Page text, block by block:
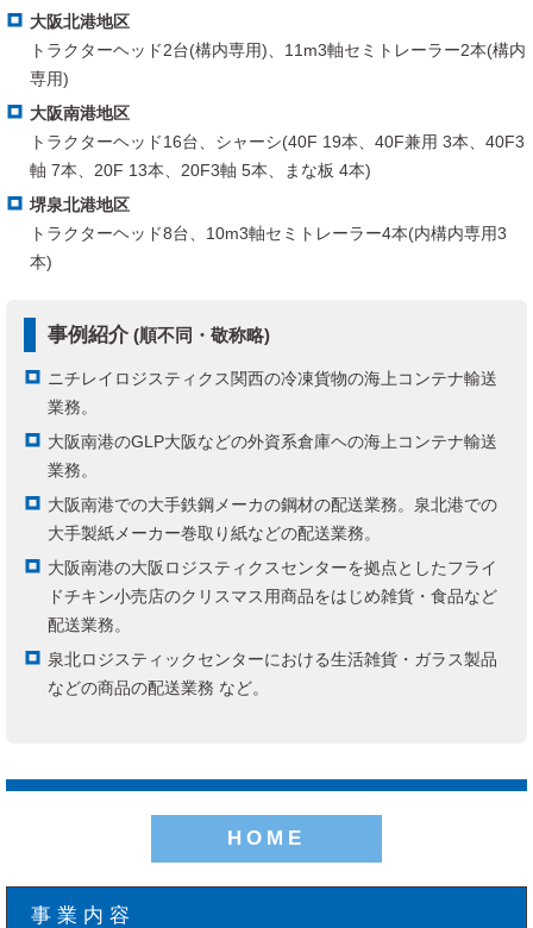
大阪北港地区
トラクターヘッド2台(構内専用)、11m3軸セミトレーラー2本(構内
専用)
大阪南港地区
トラクターヘッド16台、シャーシ(40F 19本、40F兼用 3本、40F3
軸 7本、20F 13本、20F3軸 5本、まな板 4本)
堺泉北港地区
トラクターヘッド8台、10m3軸セミトレーラー4本(内構内専用3
本)
事例紹介 (順不同・敬称略)
ニチレイロジスティクス関西の冷凍貨物の海上コンテナ輸送
業務。
大阪南港のGLP大阪などの外資系倉庫ヘの海上コンテナ輸送
業務。
大阪南港での大手鉄鋼メーカの鋼材の配送業務。泉北港での
大手製紙メーカー巻取り紙などの配送業務。
大阪南港の大阪ロジスティクスセンターを拠点としたフライ
ドチキン小売店のクリスマス用商品をはじめ雑貨・食品など
配送業務。
泉北ロジスティックセンターにおける生活雑貨・ガラス製品
などの商品の配送業務 など。
HOME
事業内容